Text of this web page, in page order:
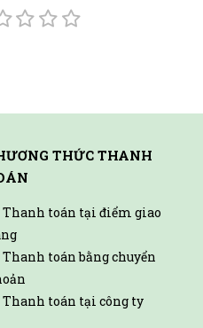
THỨC THANH
Thanh toán tại điểm giao
Thanh toán bằng chuyển
Thanh toán tại công ty